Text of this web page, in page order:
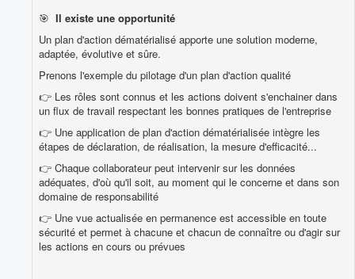
🎯 Il existe une opportunité
Un plan d'action dématérialisé apporte une solution moderne,
adaptée, évolutive et sûre.
Prenons l'exemple du pilotage d'un plan d'action qualité
👉 Les rôles sont connus et les actions doivent s'enchainer dans
un flux de travail respectant les bonnes pratiques de l'entreprise
👉 Une application de plan d'action dématérialisée intègre les
étapes de déclaration, de réalisation, la mesure d'efficacité...
👉 Chaque collaborateur peut intervenir sur les données
adéquates, d'où qu'il soit, au moment qui le concerne et dans son
domaine de responsabilité
👉 Une vue actualisée en permanence est accessible en toute
sécurité et permet à chacune et chacun de connaître ou d'agir sur
les actions en cours ou prévues